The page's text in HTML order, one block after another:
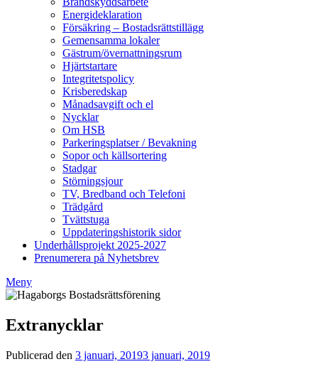
Energideklaration
Försäkring – Bostadsrättstillägg
Gemensamma lokaler
Gästrum/övernattningsrum
Hjärtstartare
Integritetspolicy
Krisberedskap
Månadsavgift och el
Nycklar
Om HSB
Parkeringsplatser / Bevakning
Sopor och källsortering
Stadgar
Störningsjour
TV, Bredband och Telefoni
Trädgård
Tvättstuga
Uppdateringshistorik sidor
Underhållsprojekt 2025-2027
Prenumerera på Nyhetsbrev
Meny
Extranycklar
Publicerad den 3 januari, 20193 januari, 2019